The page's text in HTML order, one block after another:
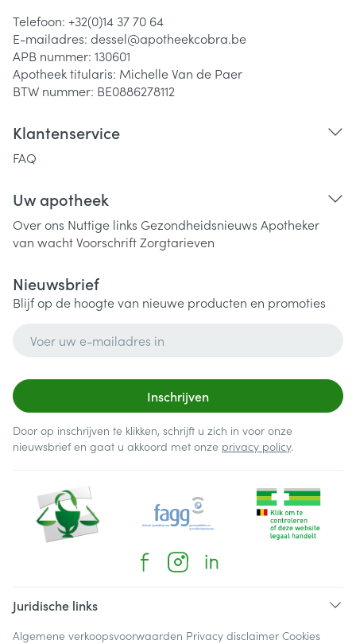
Telefoon: +32(0)14 37 70 64
E-mailadres: dessel@apotheekcobra.be
APB nummer: 130601
Apotheek titularis: Michelle Van de Paer
BTW nummer: BE0886278112
Klantenservice
FAQ
Uw apotheek
Over ons Nuttige links Gezondheidsnieuws Apotheker
van wachtVoorschriftZorgtarieven
Nieuwsbrief
Blijf op de hoogte van nieuwe producten en promoties
Inschrijven
Door op inschrijven te klikken, schrijft u zich in voor onze
nieuwsbrief en gaat u akkoord met onze privacy policy.
Juridische links
Algemene verkoopsvoorwaarden Privacy disclaimer Cookies